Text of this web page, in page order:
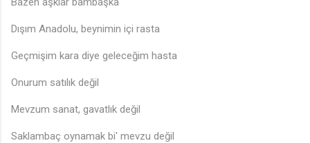
Dışım Anadolu, beynimin içi rasta
Geçmişim kara diye geleceğim hasta
Onurum satılık değil
Mevzum sanat, gavatlık değil
Saklambaç oynamak bi' mevzu değil